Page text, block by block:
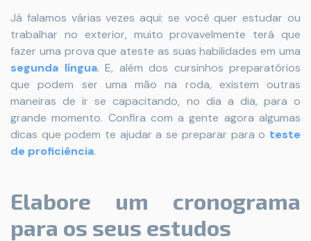
Já falamos várias vezes aqui: se você quer estudar ou
trabalhar no exterior, muito provavelmente terá que
fazer uma prova que ateste as suas habilidades em uma
segunda língua. E, além dos cursinhos preparatórios
que podem ser uma mão na roda, existem outras
maneiras de ir se capacitando, no dia a dia, para o
grande momento. Confira com a gente agora algumas
dicas que podem te ajudar a se preparar para o teste
de proficiência.
Elabore um cronograma
para os seus estudos